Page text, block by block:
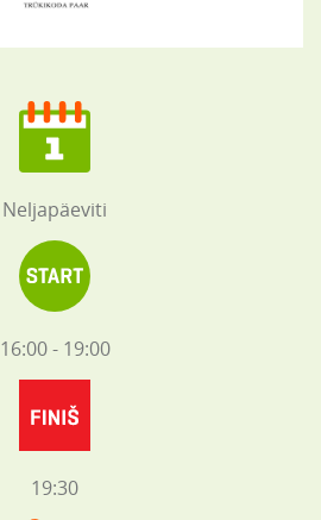
Neljapäeviti
16:00 - 19:00
19:30